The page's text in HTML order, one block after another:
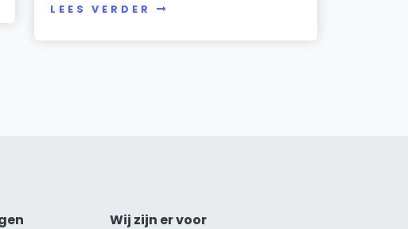
LEES VERDER
Wij zijn er voor